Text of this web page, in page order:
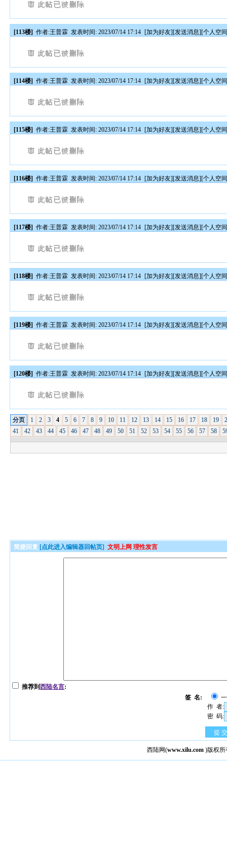
[113楼] 作者:王普霖 发表时间: 2023/07/14 17:14 [加为好友][发送消息][个人空
[114楼] 作者:王普霖 发表时间: 2023/07/14 17:14 [加为好友][发送消息][个人空
[115楼] 作者:王普霖 发表时间: 2023/07/14 17:14 [加为好友][发送消息][个人空
[116楼] 作者:王普霖 发表时间: 2023/07/14 17:14 [加为好友][发送消息][个人空
[117楼] 作者:王普霖 发表时间: 2023/07/14 17:14 [加为好友][发送消息][个人空
[118楼] 作者:王普霖 发表时间: 2023/07/14 17:14 [加为好友][发送消息][个人空
[119楼] 作者:王普霖 发表时间: 2023/07/14 17:14 [加为好友][发送消息][个人空
[120楼] 作者:王普霖 发表时间: 2023/07/14 17:14 [加为好友][发送消息][个人空
分页 1 2 3 4 5 6 7 8 9 10 11 12 13 14 15 16 17 18 19
41
42 43 44 45 46 47 48 49 50 51 52 53 54 55 56 57 58
简捷回复 [点此进入编辑器回帖页] 文明上网 理性发言
推荐到西陆名言:
签 名:
作 者:
密 码:
提 交
西陆网(www.xilu.com )版权